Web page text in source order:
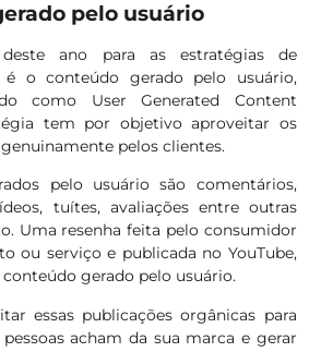
pelo usuário
ano para as estratégias de
o conteúdo gerado pelo usuário,
como User Generated Content
tem por objetivo aproveitar os
pelos clientes.
pelo usuário são comentários,
tuítes, avaliações entre outras
Uma resenha feita pelo consumidor
ou serviço e publicada no YouTube,
gerado pelo usuário.
essas publicações orgânicas para
acham da sua marca e gerar